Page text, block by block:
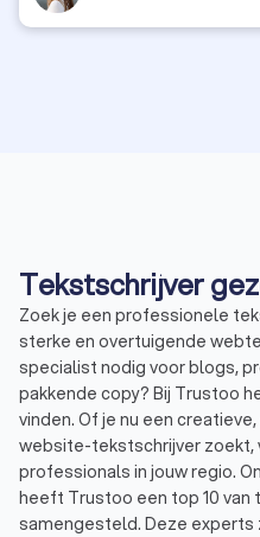
Tekstschrijver
Zoek je een professionele
sterke en overtuigende
specialist nodig voor blogs,
pakkende copy? Bij Trustoo
vinden. Of je nu een
website-tekstschrijver zoekt,
professionals in jouw regio.
heeft Trustoo een top 10 van
samengesteld. Deze experts